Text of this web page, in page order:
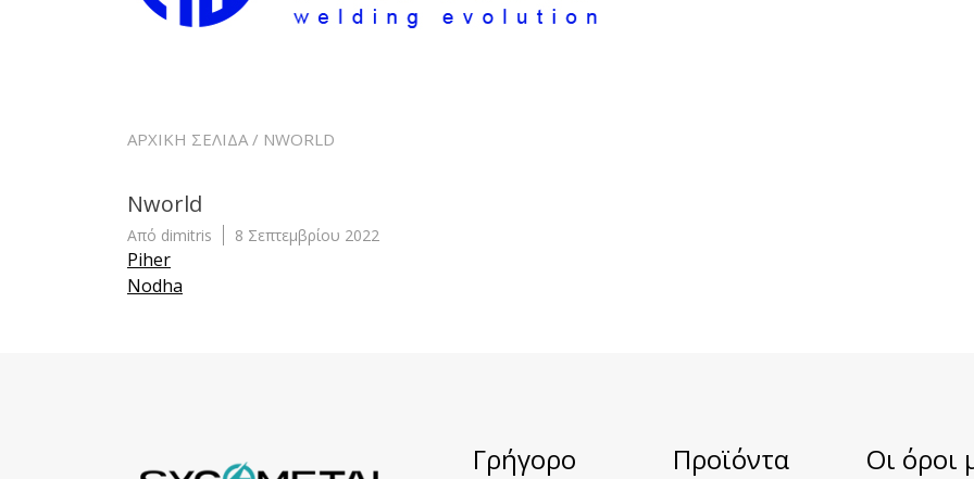
ΑΡΧΙΚΉ ΣΕΛΊΔΑ/ NWORLD
Nworld
Από dimitris 8 Σεπτεμβρίου 2022
Πλοήγηση
άρθρων
Piher
Nodha
Γρήγορο
Προϊόντα Οι όροι